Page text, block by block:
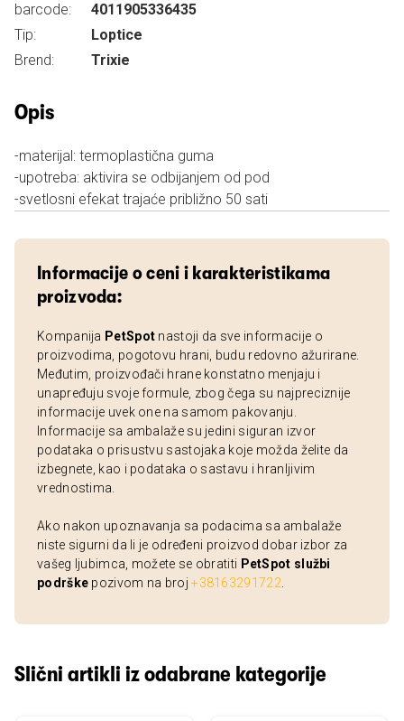
barcode:
4011905336435
Tip:
Loptice
Brend:
Trixie
Opis
-materijal: termoplastična guma
-upotreba: aktivira se odbijanjem od pod
-svetlosni efekat trajaće približno 50 sati
Informacije o ceni i karakteristikama
proizvoda:
Kompanija PetSpot nastoji da sve informacije o
proizvodima, pogotovu hrani, budu redovno ažurirane.
Međutim, proizvođači hrane konstatno menjaju i
unapređuju svoje formule, zbog čega su najpreciznije
informacije uvek one na samom pakovanju.
Informacije sa ambalaže su jedini siguran izvor
podataka o prisustvu sastojaka koje možda želite da
izbegnete, kao i podataka o sastavu i hranljivim
vrednostima.
Ako nakon upoznavanja sa podacima sa ambalaže
niste sigurni da li je određeni proizvod dobar izbor za
vašeg ljubimca, možete se obratiti PetSpot službi
podrške pozivom na broj+38163291722
Slični artikli iz odabrane kategorije